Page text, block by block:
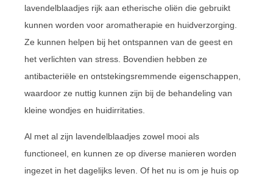
lavendelblaadjes rijk aan etherische oliën die gebruikt
kunnen worden voor aromatherapie en huidverzorging.
Ze kunnen helpen bij het ontspannen van de geest en
het verlichten van stress. Bovendien hebben ze
antibacteriële en ontstekingsremmende eigenschappen,
waardoor ze nuttig kunnen zijn bij de behandeling van
kleine wondjes en huidirritaties.
Al met al zijn lavendelblaadjes zowel mooi als
functioneel, en kunnen ze op diverse manieren worden
ingezet in het dagelijks leven. Of het nu is om je huis op